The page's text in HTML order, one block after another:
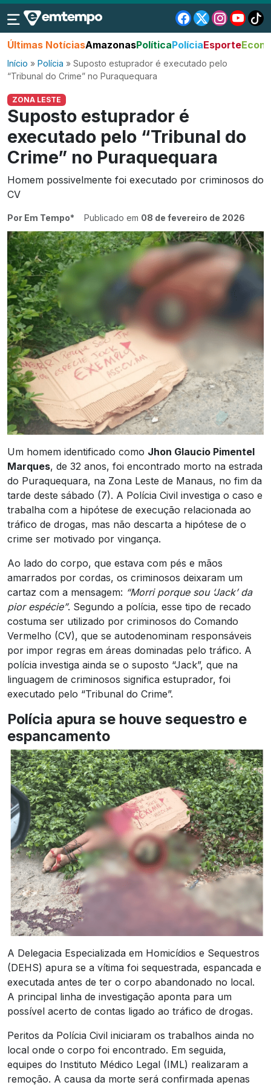
Últimas NotíciasAmazonasPolíticaPolíciaEsporte
Início » Polícia » Suposto estuprador é executado pelo
“Tribunal do Crime” no Puraquequara
ZONA LESTE
Suposto estuprador é
executado pelo “Tribunal do
Crime” no Puraquequara
Homem possivelmente foi executado por criminosos do
CV
Por Em Tempo* Publicado em 08 de fevereiro de 2026
Um homem identificado como Jhon Glaucio Pimentel
Marques, de 32 anos, foi encontrado morto na estrada
do Puraquequara, na Zona Leste de Manaus, no fim da
tarde deste sábado (7). A Polícia Civil investiga o caso e
trabalha com a hipótese de execução relacionada ao
tráfico de drogas, mas não descarta a hipótese de o
crime ser motivado por vingança.
Ao lado do corpo, que estava com pés e mãos
amarrados por cordas, os criminosos deixaram um
cartaz com a mensagem: “Morri porque sou ‘Jack’ da
pior espécie”. Segundo a polícia, esse tipo de recado
costuma ser utilizado por criminosos do Comando
Vermelho (CV), que se autodenominam responsáveis
por impor regras em áreas dominadas pelo tráfico. A
polícia investiga ainda se o suposto “Jack”, que na
linguagem de criminosos significa estuprador, foi
executado pelo “Tribunal do Crime”.
Polícia apura se houve sequestro e
espancamento
A Delegacia Especializada em Homicídios e Sequestros
(DEHS) apura se a vítima foi sequestrada, espancada e
executada antes de ter o corpo abandonado no local.
A principal linha de investigação aponta para um
possível acerto de contas ligado ao tráfico de drogas.
Peritos da Polícia Civil iniciaram os trabalhos ainda no
local onde o corpo foi encontrado. Em seguida,
equipes do Instituto Médico Legal (IML) realizaram a
remoção. A causa da morte será confirmada apenas